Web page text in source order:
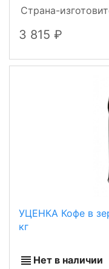
Страна-
3 815
УЦЕНКА Кофе в
кг
Нет в наличии